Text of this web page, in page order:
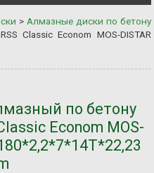
> Алмазные диски по бетону
Classic Econom MOS-DISTAR
по бетону
Econom MOS-